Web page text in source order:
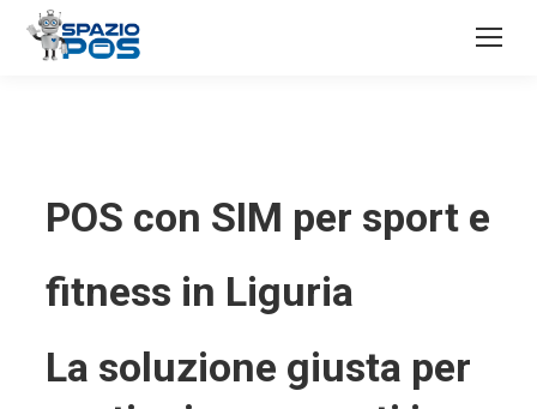
POS con SIM per sport e
fitness in Liguria
La soluzione giusta per